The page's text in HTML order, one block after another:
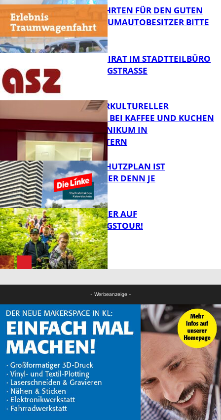
FB News
FB News
SPENDENFAHRTEN FÜR DEN GUTEN
ZWECK – TRAUMAUTOBESITZER BITTE
MELDEN!
FB News
SENIORENBEIRAT IM STADTTEILBÜRO
IN DER KÖNIGSTRASSE
FB Gesundheit
NEUER INTERKULTURELLER
TREFFPUNKT BEI KAFFEE UND KUCHEN
IM PFALZKLINIKUM IN
KAISERSLAUTERN
FB News
EIN HITZESCHUTZPLAN IST
NOTWENDIGER DENN JE
MIT DEM JÄGER AUF
ENTDECKUNGSTOUR!
- Werbeanzeige -